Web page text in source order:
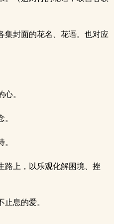
封面的花名、花语。也对应
。
路上，以乐观化解困境、挫
息的爱。